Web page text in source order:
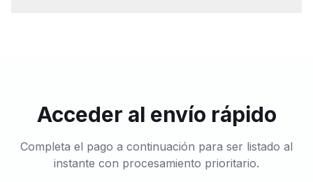
Acceder al envío rápido
Completa el pago a continuación para ser listado al
instante con procesamiento prioritario.